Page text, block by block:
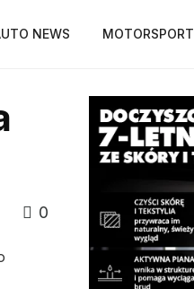
NEWS MOTORSPORT
0